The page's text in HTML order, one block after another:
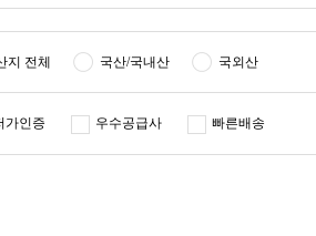
지 전체 국산/국내산 국외산
가인증 우수공급사 빠른배송